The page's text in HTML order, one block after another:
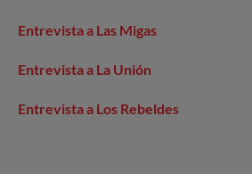
Entrevista a Las Migas
Entrevista a La Unión
Entrevista a Los Rebeldes